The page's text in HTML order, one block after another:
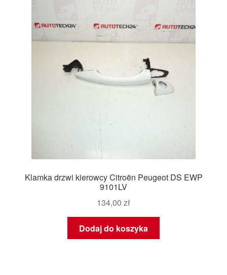
Klamka drzwi kierowcy Citroën Peugeot DS EWP
9101LV
134,00 zł
Dodaj do koszyka